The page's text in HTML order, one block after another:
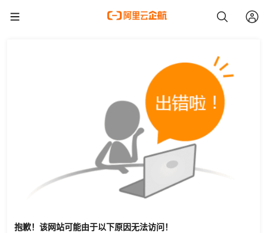
抱歉！该网站可能由于以下原因无法访问！